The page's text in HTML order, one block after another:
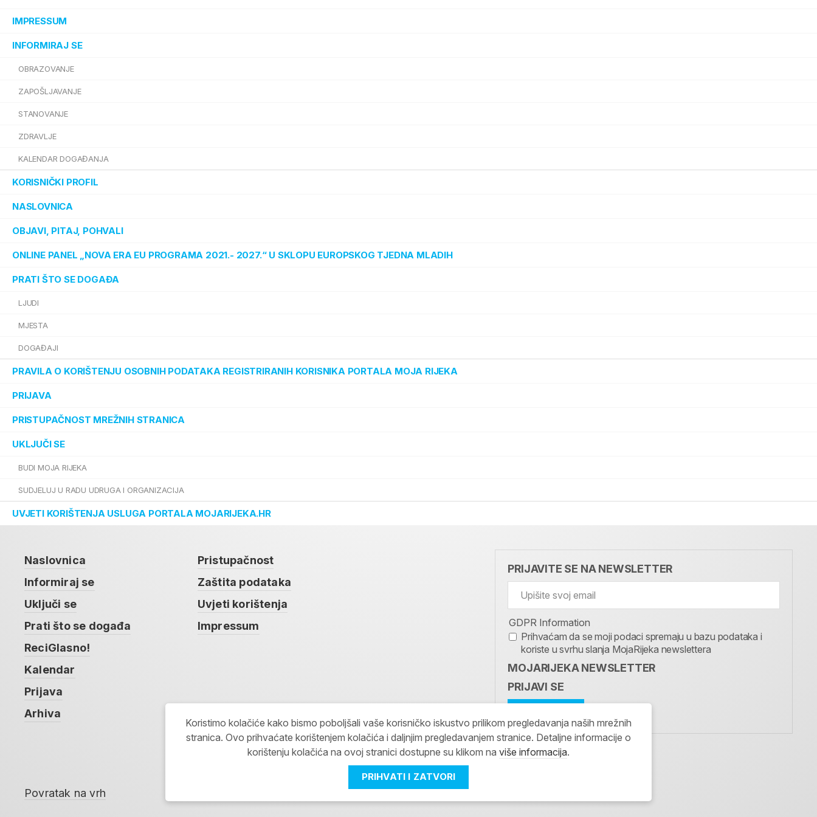
IMPRESSUM
INFORMIRAJ SE
OBRAZOVANJE
ZAPOŠLJAVANJE
STANOVANJE
ZDRAVLJE
KALENDAR DOGAĐANJA
KORISNIČKI PROFIL
NASLOVNICA
OBJAVI, PITAJ, POHVALI
ONLINE PANEL „NOVA ERA EU PROGRAMA 2021.- 2027.“ U SKLOPU EUROPSKOG TJEDNA MLADIH
PRATI ŠTO SE DOGAĐA
LJUDI
MJESTA
DOGAĐAJI
PRAVILA O KORIŠTENJU OSOBNIH PODATAKA REGISTRIRANIH KORISNIKA PORTALA MOJA RIJEKA
PRIJAVA
PRISTUPAČNOST MREŽNIH STRANICA
UKLJUČI SE
BUDI MOJA RIJEKA
SUDJELUJ U RADU UDRUGA I ORGANIZACIJA
UVJETI KORIŠTENJA USLUGA PORTALA MOJARIJEKA.HR
Naslovnica
Informiraj se
Uključi se
Prati što se događa
ReciGlasno!
Kalendar
Prijava
Arhiva
Pristupačnost
Zaštita podataka
Uvjeti korištenja
Impressum
PRIJAVITE SE NA NEWSLETTER
GDPR Information
Prihvaćam da se moji podaci spremaju u bazu podataka i
koriste u svrhu slanja MojaRijeka newslettera
MOJARIJEKA NEWSLETTER
PRIJAVI SE
Povratak na vrh
Koristimo kolačiće kako bismo poboljšali vaše korisničko iskustvo prilikom pregledavanja naših mrežnih
stranica. Ovo prihvaćate korištenjem kolačića i daljnjim pregledavanjem stranice. Detaljne informacije o
korištenju kolačića na ovoj stranici dostupne su klikom na više informacija.
PRIHVATI I ZATVORI